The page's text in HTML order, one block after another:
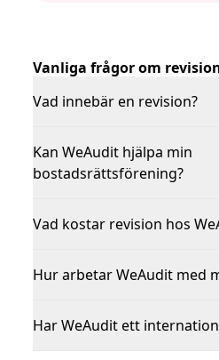
Vanliga frågor om
Vad innebär en revision?
Kan WeAudit hjälpa min
bostadsrättsförening?
Vad kostar revision hos
Hur arbetar WeAudit med
Har WeAudit ett